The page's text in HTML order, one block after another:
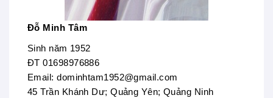
Đỗ Minh Tâm
Sinh năm 1952
ĐT 01698976886
Email: dominhtam1952@gmail.com
45 Trần Khánh Dư; Quảng Yên; Quảng Ninh